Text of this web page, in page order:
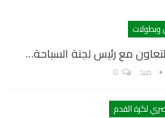
وبطولات
مع رئيس لجنة السباحة…
منذ
لكرة القدم